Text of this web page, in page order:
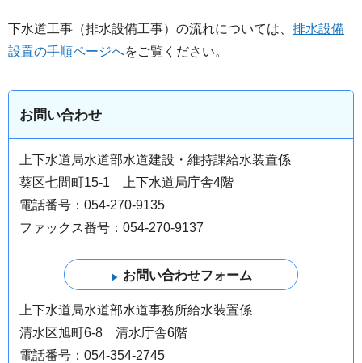
下水道工事（排水設備工事）の流れについては、 排水設備
設置の手順ページへをご覧ください。
お問い合わせ
上下水道局水道部水道建設・維持課給水装置係
葵区七間町15-1 上下水道局庁舎4階
電話番号：054-270-9135
ファックス番号：054-270-9137
上下水道局水道部水道事務所給水装置係
清水区旭町6-8 清水庁舎6階
電話番号：054-354-2745